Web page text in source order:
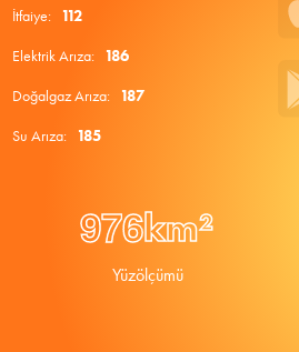
İtfaiye: 112
Elektrik Arıza: 186
Doğalgaz Arıza: 187
Su Arıza: 185
976km²
Yüzölçümü